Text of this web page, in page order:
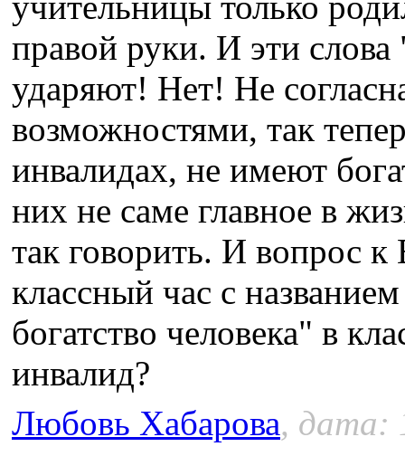
правой руки. И эти
ударяют! Нет! Не
возможностями, так
инвалидах, не имеют
них не саме главное в
так говорить. И вопрос
классный час с
богатство человека" в
инвалид?
Любовь Хабарова, дата: